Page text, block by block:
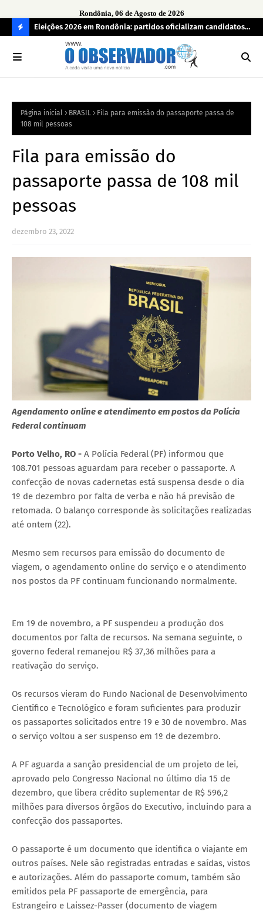
Rondônia, 06 de Agosto de 2026
O
R
Eleições 2026 em Rondônia: partidos oficializam candidatos a
deputado estadual, partidos não conseguem formar chapas
completas
Página inicial BRASIL
Fila para emissão do passaporte passa de
108 mil pessoas
Fila para emissão do
passaporte passa de 108 mil
pessoas
dezembro 23, 2022
Agendamento online e atendimento em postos da Polícia
Federal continuam
Porto Velho, RO - A Polícia Federal (PF) informou que
108.701 pessoas aguardam para receber o passaporte. A
confecção de novas cadernetas está suspensa desde o dia
1º de dezembro por falta de verba e não há previsão de
retomada. O balanço corresponde às solicitações realizadas
até ontem (22).
Mesmo sem recursos para emissão do documento de
viagem, o agendamento online do serviço e o atendimento
nos postos da PF continuam funcionando normalmente.
Em 19 de novembro, a PF suspendeu a produção dos
documentos por falta de recursos. Na semana seguinte, o
governo federal remanejou R$ 37,36 milhões para a
reativação do serviço.
Os recursos vieram do Fundo Nacional de Desenvolvimento
Científico e Tecnológico e foram suficientes para produzir
os passaportes solicitados entre 19 e 30 de novembro. Mas
o serviço voltou a ser suspenso em 1º de dezembro.
A PF aguarda a sanção presidencial de um projeto de lei,
aprovado pelo Congresso Nacional no último dia 15 de
dezembro, que libera crédito suplementar de R$ 596,2
milhões para diversos órgãos do Executivo, incluindo para a
confecção dos passaportes.
O passaporte é um documento que identifica o viajante em
outros países. Nele são registradas entradas e saídas, vistos
e autorizações. Além do passaporte comum, também são
emitidos pela PF passaporte de emergência, para
Estrangeiro e Laissez-Passer (documento de viagem